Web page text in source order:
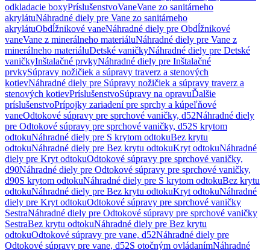
odkladacie boxyPríslušenstvoVaneVane zo sanitárneho
akrylátuNáhradné diely pre Vane zo sanitárneho
akrylátuObdĺžnikové vaneNáhradné diely pre Obdĺžnikové
vaneVane z minerálneho materiáluNáhradné diely pre Vane z
minerálneho materiáluDetské vaničkyNáhradné diely pre Detské
vaničkyInštalačné prvkyNáhradné diely pre Inštalačné
prvkySúpravy nožičiek a súpravy traverz a stenových
kotievNáhradné diely pre Súpravy nožičiek a súpravy traverz a
stenových kotievPríslušenstvoSúpravy na opravuĎalšie
príslušenstvoPrípojky zariadení pre sprchy a kúpeľňové
vaneOdtokové súpravy pre sprchové vaničky, d52Náhradné diely
pre Odtokové súpravy pre sprchové vaničky, d52S krytom
odtokuNáhradné diely pre S krytom odtokuBez krytu
odtokuNáhradné diely pre Bez krytu odtokuKryt odtokuNáhradné
diely pre Kryt odtokuOdtokové súpravy pre sprchové vaničky,
d90Náhradné diely pre Odtokové súpravy pre sprchové vaničky,
d90S krytom odtokuNáhradné diely pre S krytom odtokuBez krytu
odtokuNáhradné diely pre Bez krytu odtokuKryt odtokuNáhradné
diely pre Kryt odtokuOdtokové súpravy pre sprchové vaničky
SestraNáhradné diely pre Odtokové súpravy pre sprchové vaničky
SestraBez krytu odtokuNáhradné diely pre Bez krytu
odtokuOdtokové súpravy pre vane, d52Náhradné diely pre
Odtokové súpravy pre vane, d52S otočným ovládanímNáhradné